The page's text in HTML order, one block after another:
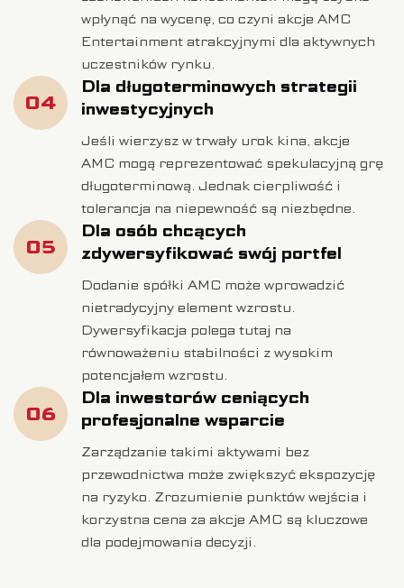
wpłynąć na wycenę, co czyni akcje AMC
Entertainment atrakcyjnymi dla aktywnych
uczestników rynku.
04
Dla długoterminowych strategii
inwestycyjnych
Jeśli wierzysz w trwały urok kina, akcje
AMC mogą reprezentować spekulacyjną grę
długoterminową. Jednak cierpliwość i
tolerancja na niepewność są niezbędne.
05
Dla osób chcących
zdywersyfikować swój portfel
Dodanie spółki AMC może wprowadzić
nietradycyjny element wzrostu.
Dywersyfikacja polega tutaj na
równoważeniu stabilności z wysokim
potencjałem wzrostu.
06
Dla inwestorów ceniących
profesjonalne wsparcie
Zarządzanie takimi aktywami bez
przewodnictwa może zwiększyć ekspozycję
na ryzyko. Zrozumienie punktów wejścia i
korzystna cena za akcje AMC są kluczowe
dla podejmowania decyzji.